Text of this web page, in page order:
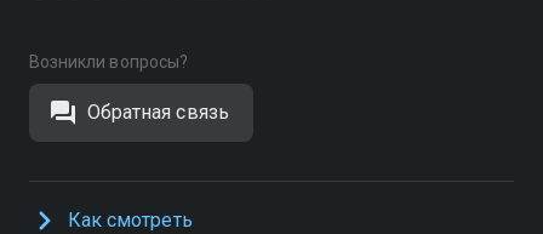
Возникли вопросы?
Обратная связь
Как смотреть